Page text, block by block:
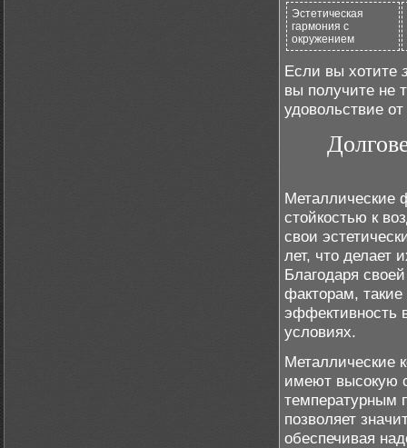
Эстетическая
гармония с
окружением
Если вы хотите
вы получите не
удовольствие
Металлические
стойкостью к
свои
лет, что делает
Благодаря
факторам,
эффективность
условиях.
Металлические
имеют высокую
температурным
позволяет
обеспечивая